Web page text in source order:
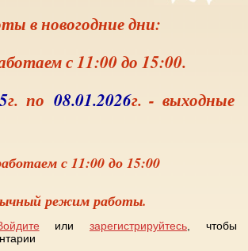
в новогодние дни:
с 11:00 до 15:00.
г. по 08.01.2026г. - выходные
с 11:00 до 15:00
режим работы.
работы в новогодние дни
или зарегистрируйтесь, чтобы